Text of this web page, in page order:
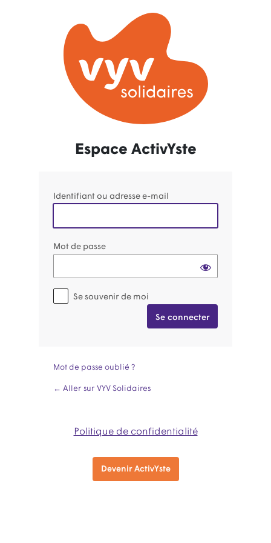
connecter
Espace ActivYste
Identifiant ou adresse e-mail
Mot de passe
Se souvenir de moi
Mot de passe oublié ?
← Aller sur VYV Solidaires
Politique de confidentialité
Devenir ActivYste